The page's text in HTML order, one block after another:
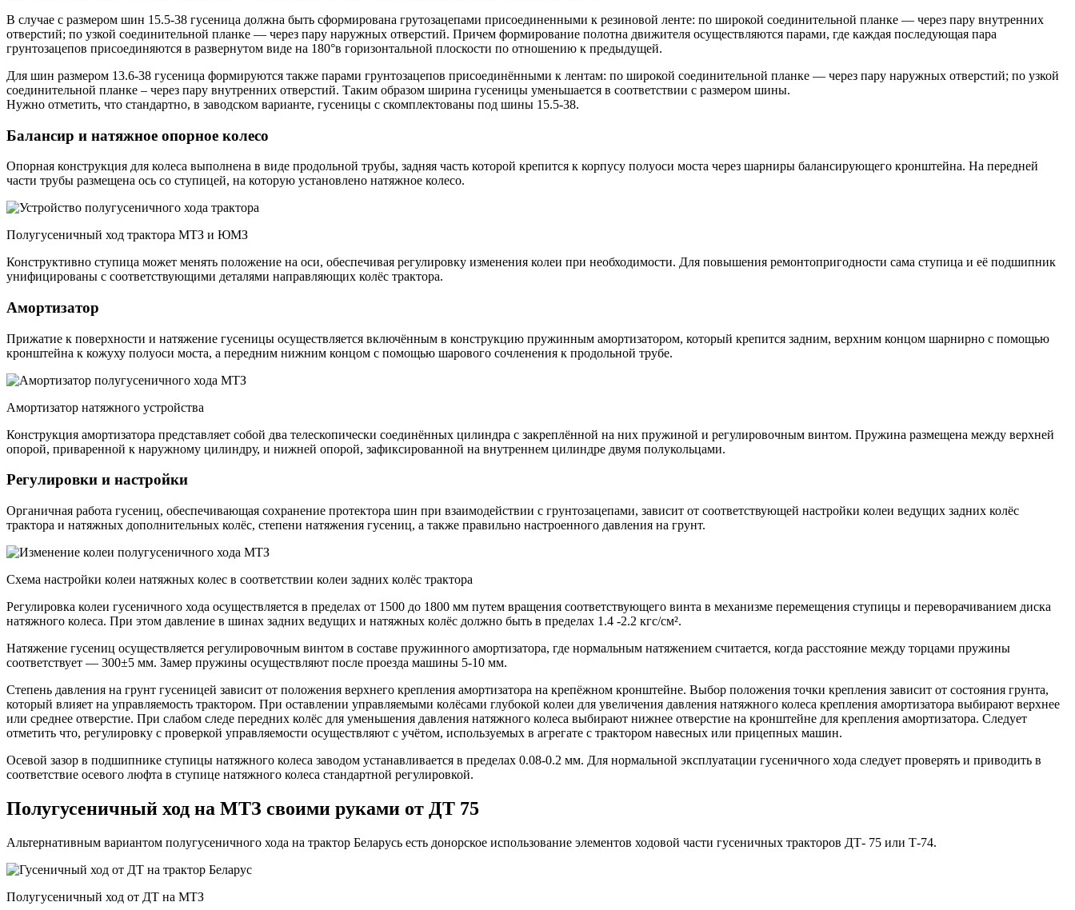
В случае с размером шин 15.5-38 гусеница должна быть сформирована грутозацепами присоединенными к резиновой ленте: по широкой соединительной планке — через пару внутренних
отверстий; по узкой соединительной планке — через пару наружных отверстий. Причем формирование полотна движителя осуществляются парами, где каждая последующая пара
грунтозацепов присоединяются в развернутом виде на 180°в горизонтальной плоскости по отношению к предыдущей.
Для шин размером 13.6-38 гусеница формируются также парами грунтозацепов присоединёнными к лентам: по широкой соединительной планке — через пару наружных отверстий; по узкой
соединительной планке – через пару внутренних отверстий. Таким образом ширина гусеницы уменьшается в соответствии с размером шины.
Нужно отметить, что стандартно, в заводском варианте, гусеницы с скомплектованы под шины 15.5-38.
Балансир и натяжное опорное колесо
Опорная конструкция для колеса выполнена в виде продольной трубы, задняя часть которой крепится к корпусу полуоси моста через шарниры балансирующего кронштейна. На передней
части трубы размещена ось со ступицей, на которую установлено натяжное колесо.
Полугусеничный ход трактора МТЗ и ЮМЗ
Конструктивно ступица может менять положение на оси, обеспечивая регулировку изменения колеи при необходимости. Для повышения ремонтопригодности сама ступица и её подшипник
унифицированы с соответствующими деталями направляющих колёс трактора.
Амортизатор
Прижатие к поверхности и натяжение гусеницы осуществляется включённым в конструкцию пружинным амортизатором, который крепится задним, верхним концом шарнирно с помощью
кронштейна к кожуху полуоси моста, а передним нижним концом с помощью шарового сочленения к продольной трубе.
Амортизатор натяжного устройства
Конструкция амортизатора представляет собой два телескопически соединённых цилиндра с закреплённой на них пружиной и регулировочным винтом. Пружина размещена между верхней
опорой, приваренной к наружному цилиндру, и нижней опорой, зафиксированной на внутреннем цилиндре двумя полукольцами.
Регулировки и настройки
Органичная работа гусениц, обеспечивающая сохранение протектора шин при взаимодействии с грунтозацепами, зависит от соответствующей настройки колеи ведущих задних колёс
трактора и натяжных дополнительных колёс, степени натяжения гусениц, а также правильно настроенного давления на грунт.
Схема настройки колеи натяжных колес в соответствии колеи задних колёс трактора
Регулировка колеи гусеничного хода осуществляется в пределах от 1500 до 1800 мм путем вращения соответствующего винта в механизме перемещения ступицы и переворачиванием диска
натяжного колеса. При этом давление в шинах задних ведущих и натяжных колёс должно быть в пределах 1.4 -2.2 кгс/см².
Натяжение гусениц осуществляется регулировочным винтом в составе пружинного амортизатора, где нормальным натяжением считается, когда расстояние между торцами пружины
соответствует — 300±5 мм. Замер пружины осуществляют после проезда машины 5-10 мм.
Степень давления на грунт гусеницей зависит от положения верхнего крепления амортизатора на крепёжном кронштейне. Выбор положения точки крепления зависит от состояния грунта,
который влияет на управляемость трактором. При оставлении управляемыми колёсами глубокой колеи для увеличения давления натяжного колеса крепления амортизатора выбирают верхнее
или среднее отверстие. При слабом следе передних колёс для уменьшения давления натяжного колеса выбирают нижнее отверстие на кронштейне для крепления амортизатора. Следует
отметить что, регулировку с проверкой управляемости осуществляют с учётом, используемых в агрегате с трактором навесных или прицепных машин.
Осевой зазор в подшипнике ступицы натяжного колеса заводом устанавливается в пределах 0.08-0.2 мм. Для нормальной эксплуатации гусеничного хода следует проверять и приводить в
соответствие осевого люфта в ступице натяжного колеса стандартной регулировкой.
Полугусеничный ход на МТЗ своими руками от ДТ 75
Альтернативным вариантом полугусеничного хода на трактор Беларусь есть донорское использование элементов ходовой части гусеничных тракторов ДТ- 75 или Т-74.
Полугусеничный ход от ДТ на МТЗ